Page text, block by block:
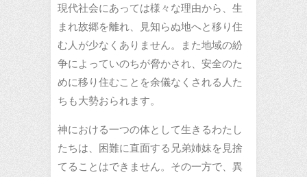
現代社会にあっては様々な理由から、生
まれ故郷を離れ、見知らぬ地へと移り住
む人が少なくありません。また地域の紛
争によっていのちが脅かされ、安全のた
めに移り住むことを余儀なくされる人た
ちも大勢おられます。
神における一つの体として生きるわたし
たちは、困難に直面する兄弟姉妹を見捨
てることはできません。その一方で、異